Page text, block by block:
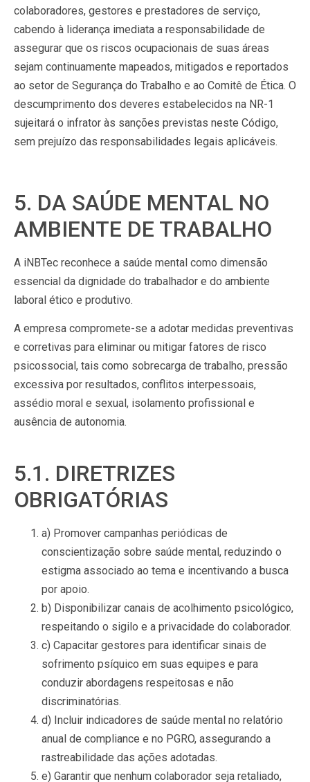
colaboradores, gestores e prestadores de serviço,
cabendo à liderança imediata a responsabilidade de
assegurar que os riscos ocupacionais de suas áreas
sejam continuamente mapeados, mitigados e reportados
ao setor de Segurança do Trabalho e ao Comitê de Ética. O
descumprimento dos deveres estabelecidos na NR-1
sujeitará o infrator às sanções previstas neste Código,
sem prejuízo das responsabilidades legais aplicáveis.
5. DA SAÚDE MENTAL NO
AMBIENTE DE TRABALHO
A iNBTec reconhece a saúde mental como dimensão
essencial da dignidade do trabalhador e do ambiente
laboral ético e produtivo.
A empresa compromete-se a adotar medidas preventivas
e corretivas para eliminar ou mitigar fatores de risco
psicossocial, tais como sobrecarga de trabalho, pressão
excessiva por resultados, conflitos interpessoais,
assédio moral e sexual, isolamento profissional e
ausência de autonomia.
5.1. DIRETRIZES
OBRIGATÓRIAS
a) Promover campanhas periódicas de
conscientização sobre saúde mental, reduzindo o
estigma associado ao tema e incentivando a busca
por apoio.
b) Disponibilizar canais de acolhimento psicológico,
respeitando o sigilo e a privacidade do colaborador.
c) Capacitar gestores para identificar sinais de
sofrimento psíquico em suas equipes e para
conduzir abordagens respeitosas e não
discriminatórias.
d) Incluir indicadores de saúde mental no relatório
anual de compliance e no PGRO, assegurando a
rastreabilidade das ações adotadas.
e) Garantir que nenhum colaborador seja retaliado,